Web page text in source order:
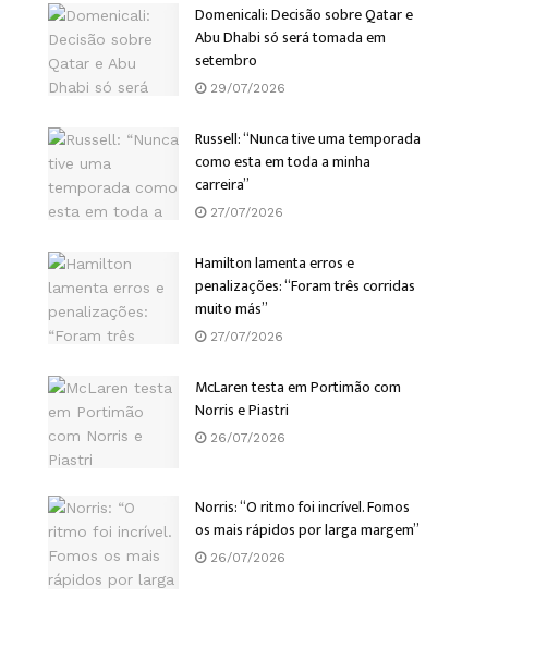
Domenicali: Decisão sobre Qatar e
Abu Dhabi só será tomada em
setembro
29/07/2026
Russell: “Nunca tive uma temporada
como esta em toda a minha
carreira”
27/07/2026
Hamilton lamenta erros e
penalizações: “Foram três corridas
muito más”
27/07/2026
McLaren testa em Portimão com
Norris e Piastri
26/07/2026
Norris: “O ritmo foi incrível. Fomos
os mais rápidos por larga margem”
26/07/2026